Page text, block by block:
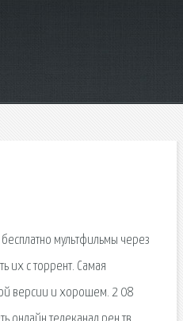
мультфильмы через
их с торрент. Самая
версии и хорошем. 2 08